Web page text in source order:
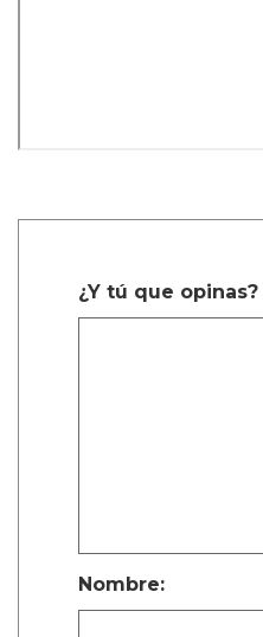
¿Y tú que opinas?
Nombre: